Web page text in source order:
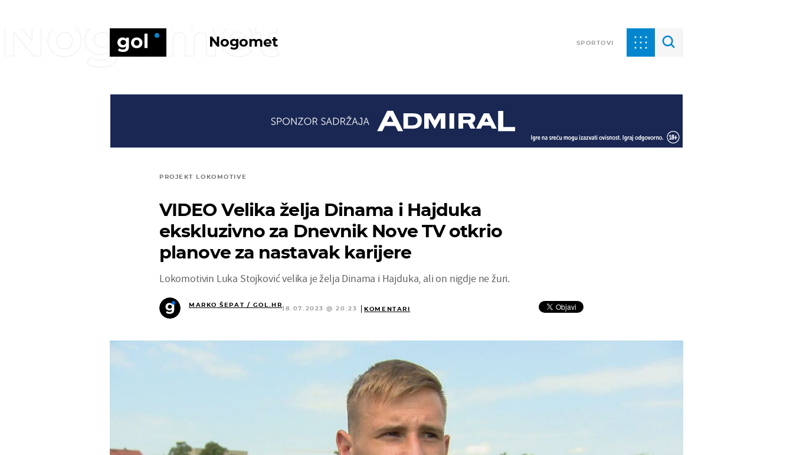
Nogomet SPORTOVI
Nogomet
PROJEKT LOKOMOTIVE
VIDEO Velika želja Dinama i Hajduka
ekskluzivno za Dnevnik Nove TV otkrio
planove za nastavak karijere
Lokomotivin Luka Stojković velika je želja Dinama i Hajduka, ali on nigdje ne žuri.
MARKO ŠEPAT / GOL.HR
18.07.2023 @ 20:23 KOMENTARI